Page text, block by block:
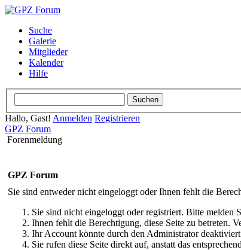
Suche
Galerie
Mitglieder
Kalender
Hilfe
Hallo, Gast! Anmelden Registrieren
GPZ Forum
Forenmeldung
GPZ Forum
Sie sind entweder nicht eingeloggt oder Ihnen fehlt die
Sie sind nicht eingeloggt oder registriert. Bitte melden
Ihnen fehlt die Berechtigung, diese Seite zu betreten.
Ihr Account könnte durch den Administrator
Sie rufen diese Seite direkt auf, anstatt das